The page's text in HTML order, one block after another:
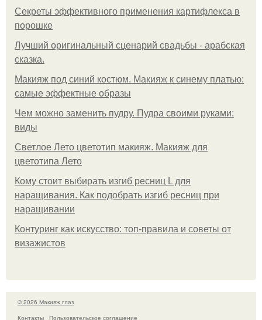
Секреты эффективного применения картифлекса в
порошке
Лучший оригинальный сценарий свадьбы - арабская
сказка.
Макияж под синий костюм. Макияж к синему платью:
самые эффектные образы
Чем можно заменить пудру. Пудра своими руками:
виды
Светлое Лето цветотип макияж. Макияж для
цветотипа Лето
Кому стоит выбирать изгиб ресниц L для
наращивания. Как подобрать изгиб ресниц при
наращивании
Контуринг как искусство: топ-правила и советы от
визажистов
© 2026 Макияж глаз
Контакты
Пользовательское соглашение